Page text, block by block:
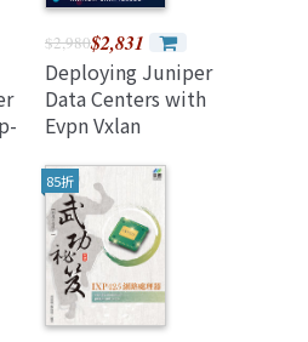
$2,980$2,831
Deploying Juniper
Data Centers with
Evpn Vxlan
85折